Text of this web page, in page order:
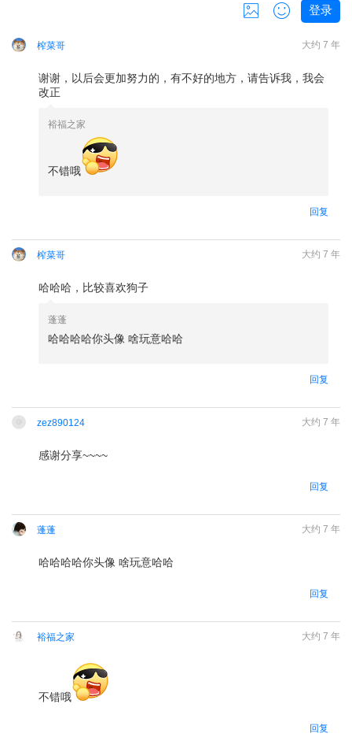
登录
榨菜哥 大约 7 年
谢谢，以后会更加努力的，有不好的地方，请告诉我，我会
改正
裕福之家
不错哦
回复
登录后回复
榨菜哥 大约 7 年
哈哈哈，比较喜欢狗子
蓬蓬
哈哈哈哈你头像 啥玩意哈哈
回复
zez890124 大约 7 年
感谢分享~~~~
回复
蓬蓬 大约 7 年
哈哈哈哈你头像 啥玩意哈哈
回复
登录后回复
裕福之家 大约 7 年
不错哦
回复